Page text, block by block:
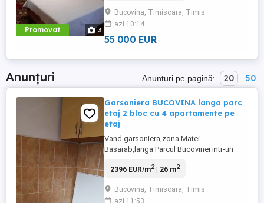
Promovat 3
jos,magazine,banci,farmacii,scoli,gradinite,etc.
Daca sunteti interesati de vizionare sau de ...
Bucovina, Timisoara, Timis
azi 10:14
55 000 EUR
Anunțuri Anunțuri pe pagină: 20 50
Garsoniera BUCOVINA langa parc
etaj 2 bloc cu 4 apartamente pe
etaj
Vand garsoniera,zona Matei
Basarab,langa Parcul Bucovinei intr-un
(calea Torontalului strada Bucovinei), ce
orasului. Se compune din: hol, living , baie,
2396 EUR/m2| 26 m2
Bucovina, Timisoara, Timis
azi 11:53